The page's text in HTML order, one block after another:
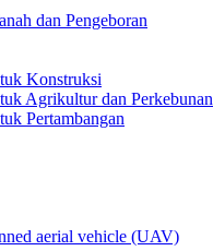
dan Pengeboran
Konstruksi
Agrikultur dan Perkebunan
Pertambangan
aerial vehicle (UAV)